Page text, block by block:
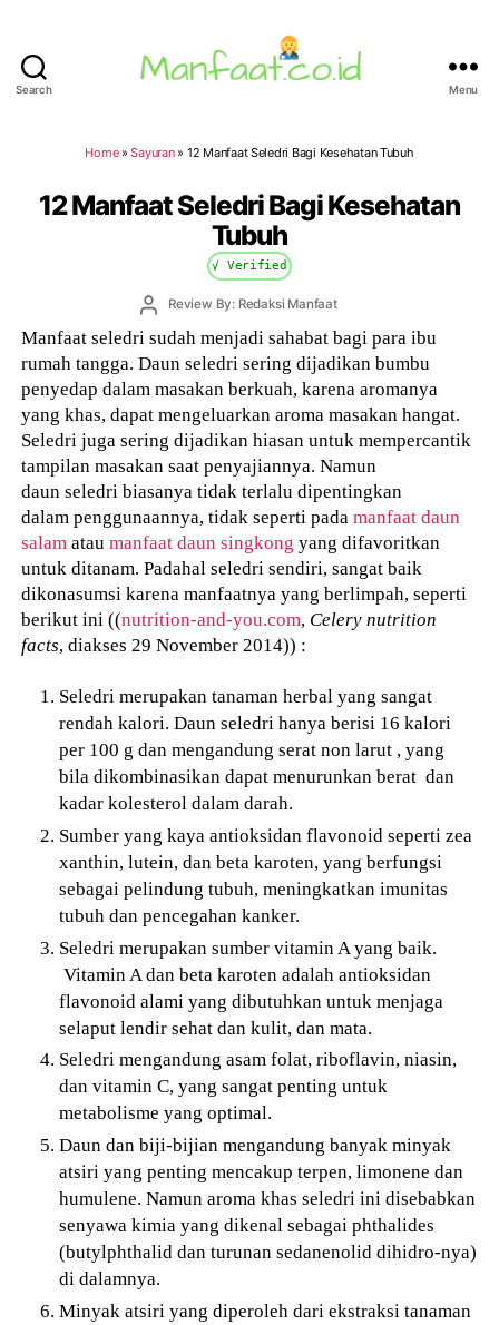
Search Menu
Home»Sayuran» 12 Manfaat Seledri Bagi Kesehatan Tubuh
12 Manfaat Seledri Bagi Kesehatan
Tubuh
√ Verified
PostReview By: Redaksi Manfaat
Manfaat seledri sudah menjadi sahabat bagi para ibu
rumah tangga. Daun seledri sering dijadikan bumbu
penyedap dalam masakan berkuah, karena aromanya
yang khas, dapat mengeluarkan aroma masakan hangat.
Seledri juga sering dijadikan hiasan untuk mempercantik
tampilan masakan saat penyajiannya. Namun
daun seledri biasanya tidak terlalu dipentingkan
dalam penggunaannya, tidak seperti padamanfaat daun
salam ataumanfaat daun singkong yang difavoritkan
untuk ditanam. Padahal seledri sendiri, sangat baik
dikonasumsi karena manfaatnya yang berlimpah, seperti
berikut ini ((nutrition-and-you.com, Celery nutrition
facts, diakses 29 November 2014)) :
Seledri merupakan tanaman herbal yang sangat
rendah kalori. Daun seledri hanya berisi 16 kalori
per 100 g dan mengandung serat non larut , yang
bila dikombinasikan dapat menurunkan berat dan
kadar kolesterol dalam darah.
Sumber yang kaya antioksidan flavonoid seperti zea
xanthin, lutein, dan beta karoten, yang berfungsi
sebagai pelindung tubuh, meningkatkan imunitas
tubuh dan pencegahan kanker.
Seledri merupakan sumber vitamin A yang baik.
Vitamin A dan beta karoten adalah antioksidan
flavonoid alami yang dibutuhkan untuk menjaga
selaput lendir sehat dan kulit, dan mata.
Seledri mengandung asam folat, riboflavin, niasin,
dan vitamin C, yang sangat penting untuk
metabolisme yang optimal.
Daun dan biji-bijian mengandung banyak minyak
atsiri yang penting mencakup terpen, limonene dan
humulene. Namun aroma khas seledri ini disebabkan
senyawa kimia yang dikenal sebagai phthalides
(butylphthalid dan turunan sedanenolid dihidro-nya)
di dalamnya.
Minyak atsiri yang diperoleh dari ekstraksi tanaman